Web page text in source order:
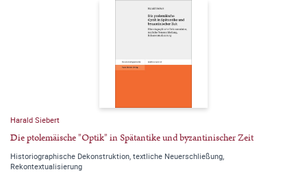
Harald Siebert
Die ptolemäische "Optik" in Spätantike und byzantinischer Zeit
Historiographische Dekonstruktion, textliche Neuerschließung,
Rekontextualisierung